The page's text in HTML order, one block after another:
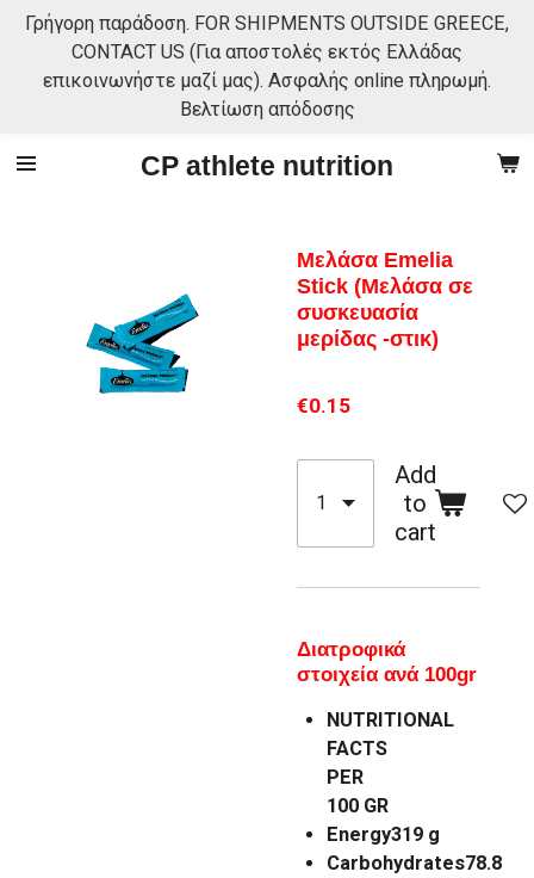
Skip
main
CP athlete nutrition
Γρήγορη παράδοση. FOR SHIPMENTS OUTSIDE GREECE,
CONTACT US (Για αποστολές εκτός Ελλάδας
επικοινωνήστε μαζί μας). Ασφαλής online πληρωμή.
Βελτίωση απόδοσης
Μελάσα Emelia
Stick (Μελάσα σε
συσκευασία
μερίδας -στικ)
€0.15
Add
to
cart
Διατροφικά
στοιχεία ανά 100gr
NUTRITIONAL
FACTS
PER
100 GR
Energy319 g
Carbohydrates78.8